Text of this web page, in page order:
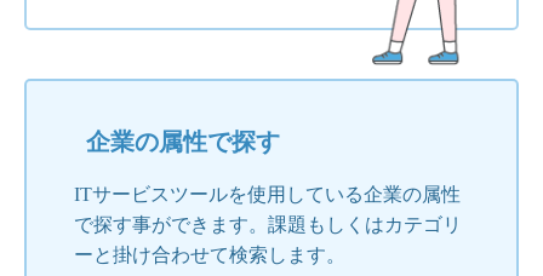
企業の属性で探す
ITサービスツールを使用している企業の属性
で探す事ができます。課題もしくはカテゴリ
ーと掛け合わせて検索します。